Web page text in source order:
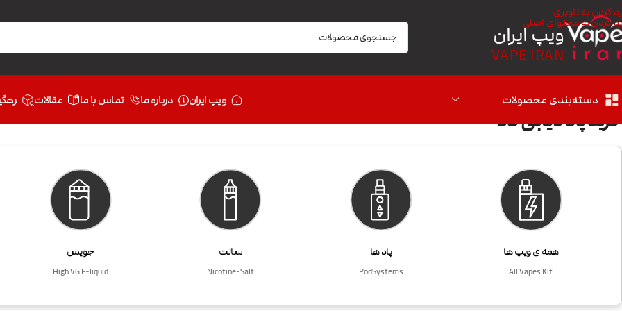
رد کردن به ناوبری
رد کردن به محتوای اصلی
ویپ ایران
VAPE IRAN
دسته‌بندی محصولات ویپ ایران درباره ما تماس با ما مقالات
خرید پاد دیجی کالا
همه ی ویپ ها
All Vapes Kit
پاد ها
PodSystems
سالت
Nicotine-Salt
جویس
High VG E-liquid